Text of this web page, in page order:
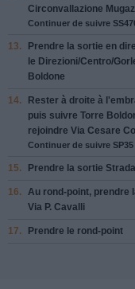
Circonvallazione
Continuer de suivre
13. Prendre la sortie en
le Direzioni/Centro/
Boldone
14. Rester à droite à
puis suivre Torre
rejoindre Via Cesare
Continuer de suivre SP35
15. Prendre la sortie
16. Au rond-point, prendre
Via P. Cavalli
17. Prendre le rond-point